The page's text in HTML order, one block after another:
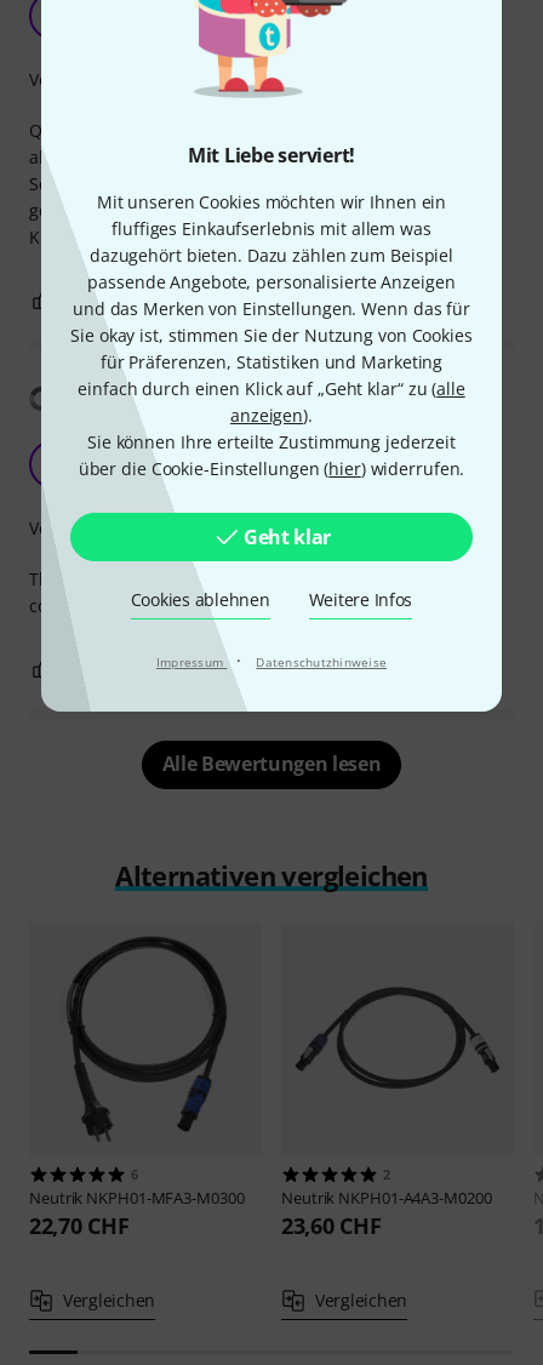
Mit Liebe serviert!
Mit unseren Cookies möchten wir Ihnen ein
fluffiges Einkaufserlebnis mit allem was
dazugehört bieten. Dazu zählen zum Beispiel
passende Angebote, personalisierte Anzeigen
und das Merken von Einstellungen. Wenn das für
Sie okay ist, stimmen Sie der Nutzung von Cookies
für Präferenzen, Statistiken und Marketing
einfach durch einen Klick auf „Geht klar“ zu (alle
anzeigen).
Sie können Ihre erteilte Zustimmung jederzeit
über die Cookie-Einstellungen (hier) widerrufen.
Geht klar
Cookies ablehnen Weitere Infos
Impressum · Datenschutzhinweise
Olegpunkt 26.08.2024
Qualität der Stecker und auch des Gummikabels sind
absolut top. Außerdem ist ein transparenter
Schrumpfschlauch zur Kennzeichnung über die Leitung
gestülpt (natürlich noch ungeschrumpft...)
Klare Kaufempfehlung.
Verarbeitung
0 BEWERTUNG MELDEN
Übersetzung anzeigen
Powercon thru cable
Solitaire 28.10.2025
This is a well made cable. High quality cable and
connectors.
Verarbeitung
BEWERTUNG MELDEN
Alle Bewertungen lesen
Alternativen vergleichen
6
Neutrik NKPH01-MFA3-M0300
22,70 CHF
Vergleichen
2
Neutrik NKPH01-A4A3-M0200
23,60 CHF
Vergleichen